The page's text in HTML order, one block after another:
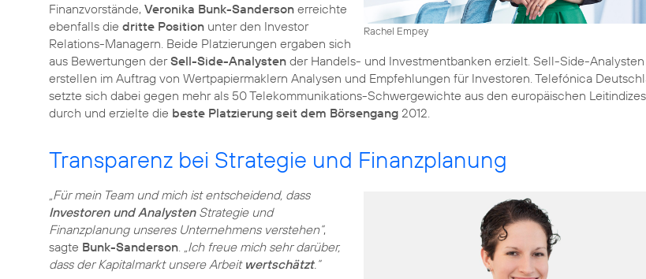
Rachel Empey
Finanzvorstände, Veronika Bunk-Sanderson erreichte
ebenfalls die dritte Position unter den Investor
Relations-Managern. Beide Platzierungen ergaben sich
aus Bewertungen derSell-Side-Analysten der Handels- und Investmentbanken erzielt. Sell-Side-Analysten
erstellen im Auftrag von Wertpapiermaklern Analysen und Empfehlungen für Investoren. Telefónica
setzte sich dabei gegen mehr als 50 Telekommunikations-Schwergewichte aus den europäischen Leitindizes
durch und erzielte die beste Platzierung seit dem Börsengang 2012.
Transparenz bei Strategie und Finanzplanung
„Für mein Team und mich ist entscheidend, dass
Investoren und AnalystenStrategie und
Finanzplanung unseres Unternehmens verstehen“,
sagte Bunk-Sanderson. „Ich freue mich sehr darüber,
dass der Kapitalmarkt unsere Arbeit wertschätzt.“